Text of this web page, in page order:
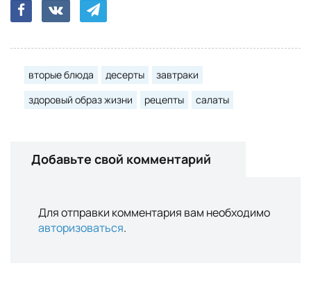
вторые блюда десерты
завтраки
здоровый образ жизни
рецепты салаты
Добавьте свой комментарий
Для отправки комментария вам необходимо
авторизоваться.